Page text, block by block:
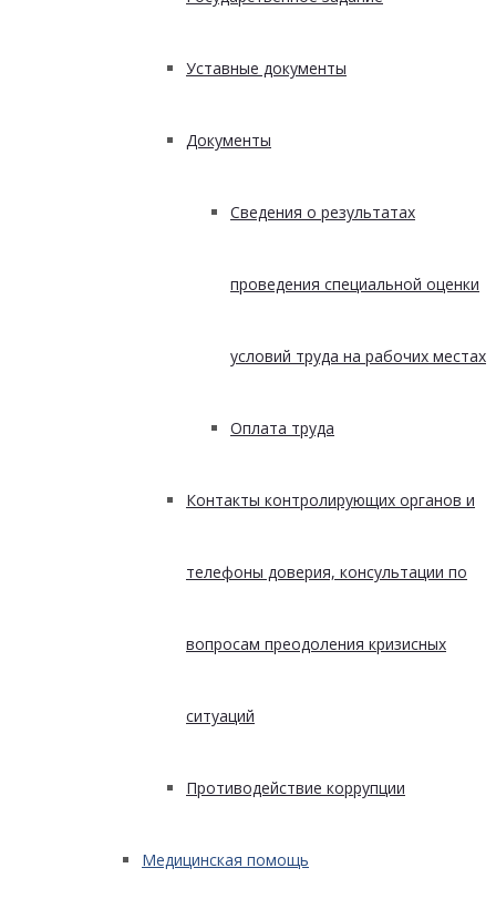
Уставные документы
Документы
Сведения о результатах
проведения специальной оценки
условий труда на рабочих местах
Оплата труда
Контакты контролирующих органов и
телефоны доверия, консультации по
вопросам преодоления кризисных
ситуаций
Противодействие коррупции
Медицинская помощь